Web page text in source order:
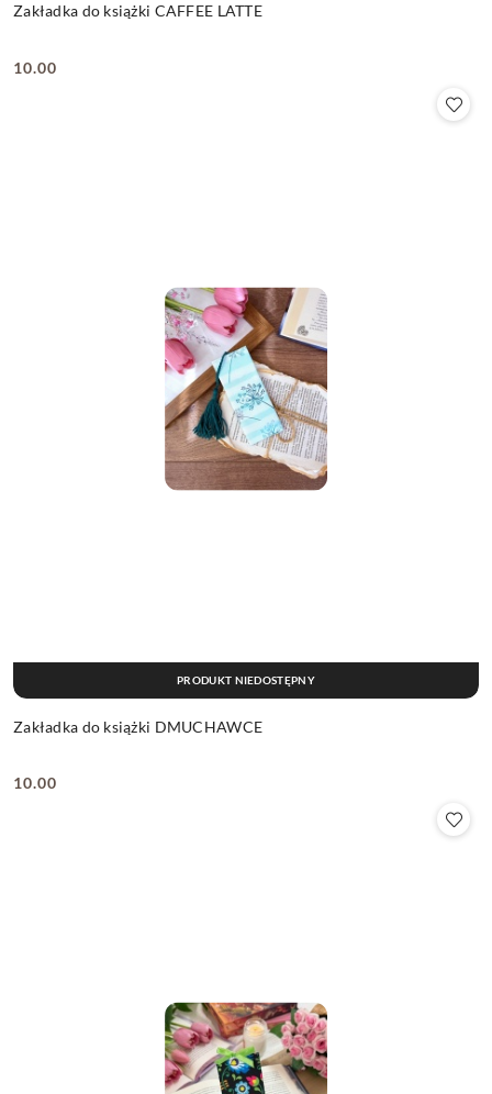
Zakładka do książki CAFFEE LATTE
Cena:
10.00
Zakładka do książki DMUCHAWCE
Cena:
10.00
PRODUKT NIEDOSTĘPNY